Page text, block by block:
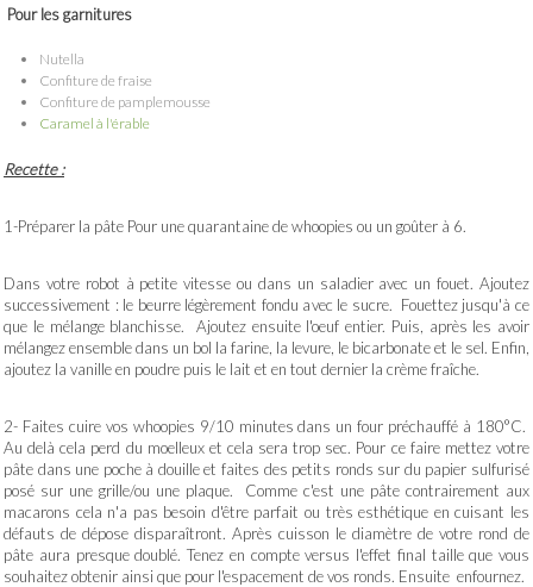
Pour les garnitures
Nutella
Confiture de fraise
Confiture de pamplemousse
Caramel à l'érable
Recette :
1-Préparer la pâte Pour une quarantaine de whoopies ou un goûter à 6.
Dans votre robot à petite vitesse ou dans un saladier avec un fouet. Ajoutez
successivement : le beurre légèrement fondu avec le sucre. Fouettez jusqu'à ce
que le mélange blanchisse. Ajoutez ensuite l'oeuf entier. Puis, après les avoir
mélangez ensemble dans un bol la farine, la levure, le bicarbonate et le sel. Enfin,
ajoutez la vanille en poudre puis le lait et en tout dernier la crème fraîche.
2- Faites cuire vos whoopies 9/10 minutes dans un four préchauffé à 180°C.
Au delà cela perd du moelleux et cela sera trop sec. Pour ce faire mettez votre
pâte dans une poche à douille et faites des petits ronds sur du papier sulfurisé
posé sur une grille/ou une plaque. Comme c'est une pâte contrairement aux
macarons cela n'a pas besoin d'être parfait ou très esthétique en cuisant les
défauts de dépose disparaîtront. Après cuisson le diamètre de votre rond de
pâte aura presque doublé. Tenez en compte versus l'effet final taille que vous
souhaitez obtenir ainsi que pour l'espacement de vos ronds. Ensuite enfournez.